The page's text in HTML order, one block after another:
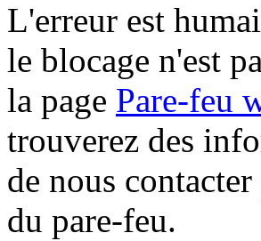
L'erreur est
le blocage n'est
la page Pare-feu
trouverez des
de nous
du pare-feu.